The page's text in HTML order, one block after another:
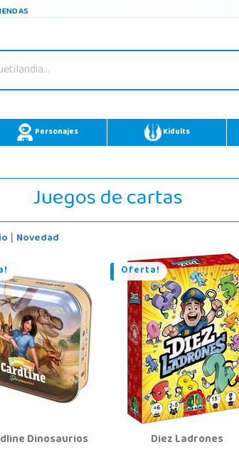
Personajes Kidults
Juegos de cartas
| Novedad
Dinosaurios
Oferta!
Diez Ladrones